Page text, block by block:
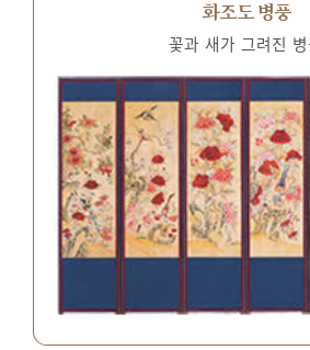
화조도 병풍
꽃과 새가 그려진